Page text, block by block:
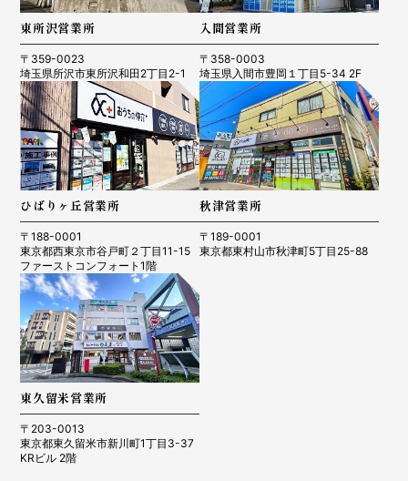
東所沢営業所
〒359-0023
埼玉県所沢市東所沢和田2丁目2-1
入間営業所
〒358-0003
埼玉県入間市豊岡１丁目5-34 2F
ひばりヶ丘営業所
〒188-0001
東京都西東京市谷戸町２丁目11-15
ファーストコンフォート1階
秋津営業所
〒189-0001
東京都東村山市秋津町5丁目25-88
東久留米営業所
〒203-0013
東京都東久留米市新川町1丁目3-37
KRビル 2階